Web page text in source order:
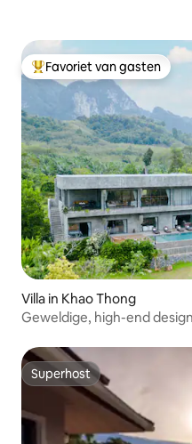
Topfavoriet van gasten
Favoriet van gasten
Villa in Khao Thong
Geweldige, high-end
Superhost
Superhost